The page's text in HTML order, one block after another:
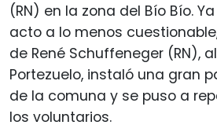
(RN) en la zona del Bío Bío.
acto a lo menos
de René Schuffeneger (RN),
Portezuelo, instaló una gran
de la comuna y se puso a
los voluntarios.